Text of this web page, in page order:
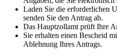
Laden Sie die erforderlichen
senden Sie den Antrag ab.
Das Hauptzollamt prüft Ihre
Sie erhalten einen Bescheid
Ablehnung Ihres Antrags.